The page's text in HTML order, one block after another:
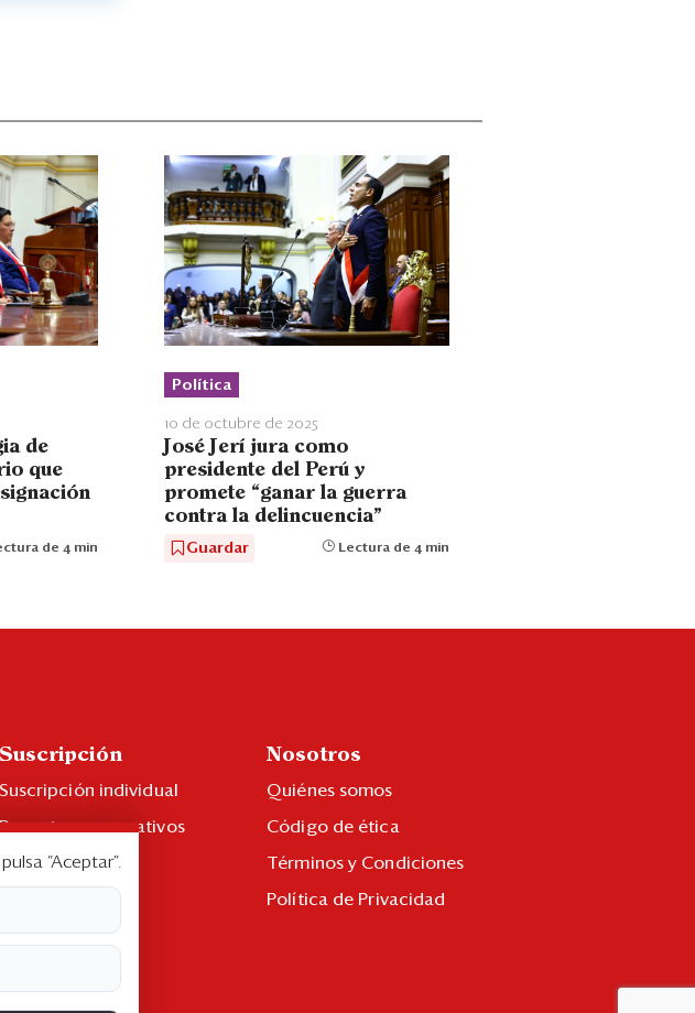
de
que
de 4 min
Política
10 de octubre de 2025
José Jerí jura como
presidente del Perú y
promete “ganar la guerra
contra la delincuencia”
Guardar Lectura de 4 min
Suscripción
Suscripción individual
corporativos
Edición Impresa
Nosotros
Quiénes somos
Código de ética
Términos y Condiciones
Política de Privacidad
“Aceptar”.